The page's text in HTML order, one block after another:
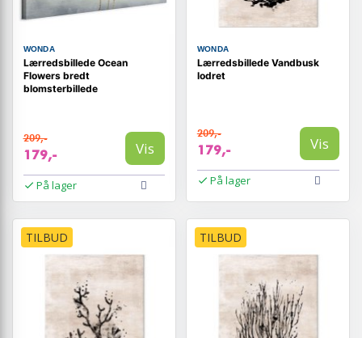
WONDA
Lærredsbillede Ocean
Flowers bredt
blomsterbillede
209,-
179,- Vis
På lager
WONDA
Lærredsbillede Vandbusk
lodret
209,-
179,- Vis
På lager
TILBUD TILBUD